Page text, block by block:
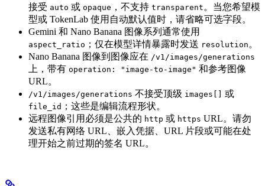
接受 auto 或 opaque ，不支持 transparent 。当您希望模
型或 TokenLab 使用自动默认值时，请省略可选字段。
Gemini 和 Nano Banana 图像系列通常使用
aspect_ratio ；仅在模型详情暴露时发送 resolution 。
Nano Banana 图像到图像应在 /v1/images/generations
上，带有 operation: "image-to-image" 和参考图像
URL。
/v1/images/generations 不接受顶级 images[] 或
file_id ；这些是编辑流程形状。
远程图像引用必须是公共的 http 或 https URL。请勿
发送私有网络 URL、嵌入凭据、URL 片段或可能在处
理开始之前过期的签名 URL。